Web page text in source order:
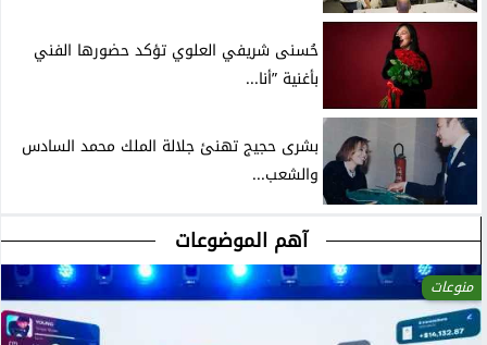
حُسنى شريفي العلوي تؤكد حضورها الفني
بأغنية ”أنا...
بشرى حجيج تهنئ جلالة الملك محمد السادس
والشعب...
آهم الموضوعات
منوعات